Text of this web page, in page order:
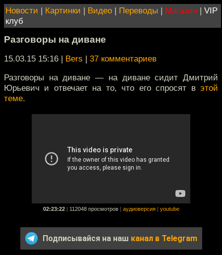
Новости | Картинки | Видео | Переводы | Магазин | VIP
клуб
Разговоры на диване
15.03.15 15:16 | Bers | 37 комментариев
Разговоры на диване — на диване сидит Дмитрий
Юрьевич и отвечает на то, что его спросят в этой
теме.
02:23:22 112048 просмотров аудиоверсия youtube
Подписывайся на наш канал в Telegram